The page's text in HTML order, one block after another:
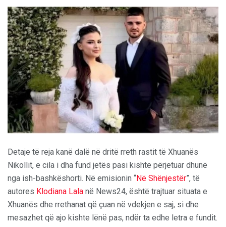
Detaje të reja kanë dalë në dritë rreth rastit të Xhuanës
Nikollit, e cila i dha fund jetës pasi kishte përjetuar dhunë
nga ish-bashkëshorti. Në emisionin “Në Shënjestër”, të
autores Klodiana Lala në News24, është trajtuar situata e
Xhuanës dhe rrethanat që çuan në vdekjen e saj, si dhe
mesazhet që ajo kishte lënë pas, ndër ta edhe letra e fundit.